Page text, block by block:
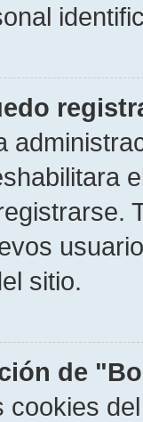
sitio.
de
cookies